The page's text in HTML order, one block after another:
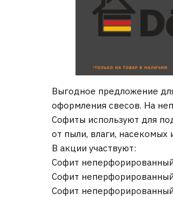
Выгодное предложение
оформления свесов. На
Софиты используют для
от пыли, влаги,
В акции участвуют:
Софит
Софит
Софит